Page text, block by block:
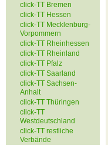
click-TT Bremen
click-TT Hessen
click-TT Mecklenburg-
Vorpommern
click-TT Rheinhessen
click-TT Rheinland
click-TT Pfalz
click-TT Saarland
click-TT Sachsen-
Anhalt
click-TT Thüringen
click-TT
Westdeutschland
click-TT restliche
Verbände